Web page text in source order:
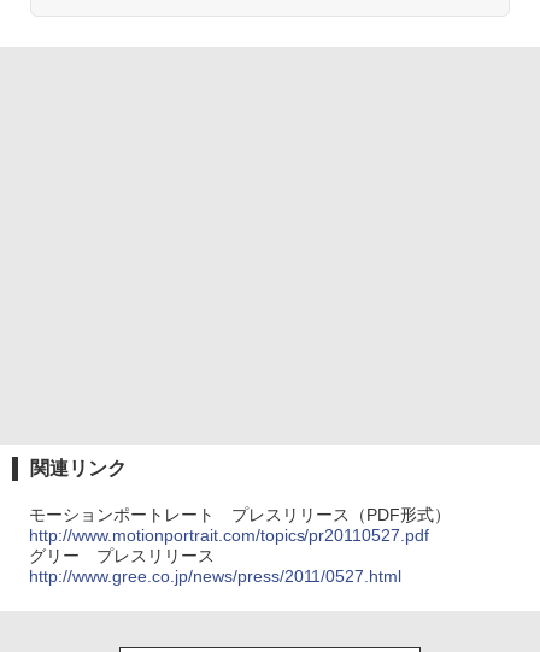
関連リンク
モーションポートレート プレスリリース（PDF形式）
http://www.motionportrait.com/topics/pr20110527.pdf
グリー プレスリリース
http://www.gree.co.jp/news/press/2011/0527.html